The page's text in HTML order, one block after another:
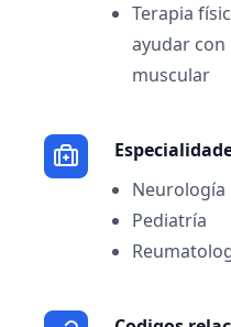
Terapia
ayudar con
muscular
Neurología
Pediatría